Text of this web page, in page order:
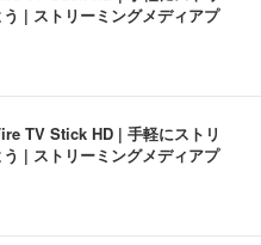
| ストリーミングメディアプ
TV Stick HD | 手軽にストリ
| ストリーミングメディアプ